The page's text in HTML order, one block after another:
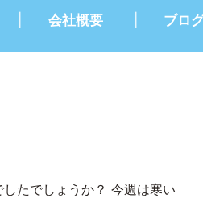
会社概要 ブロ
たでしょうか？ 今週は寒い